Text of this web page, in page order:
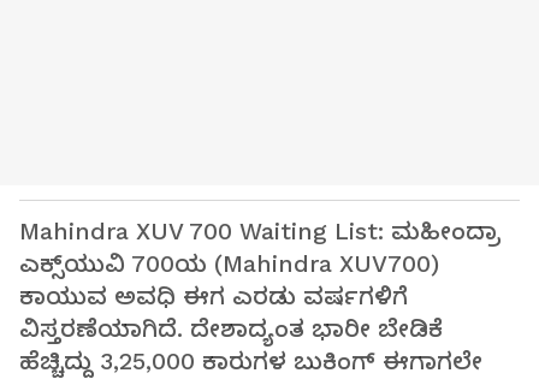
Mahindra XUV 700 Waiting List: ಮಹೀಂದ್ರಾ
ಎಕ್ಸ್‌ಯುವಿ 700ಯ (Mahindra XUV700)
ಕಾಯುವ ಅವಧಿ ಈಗ ಎರಡು ವರ್ಷಗಳಿಗೆ
ವಿಸ್ತರಣೆಯಾಗಿದೆ. ದೇಶಾದ್ಯಂತ ಭಾರೀ ಬೇಡಿಕೆ
ಹೆಚ್ಚಿದ್ದು 3,25,000 ಕಾರುಗಳ ಬುಕಿಂಗ್‌ ಈಗಾಗಲೇ